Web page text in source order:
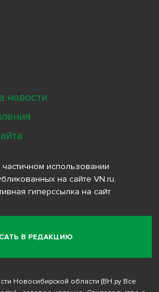
В РЕДАКЦИЮ
использовании
на сайте VN.ru,
гиперссылка на сайт
Новосибирской области (ВН.ру Все
новости